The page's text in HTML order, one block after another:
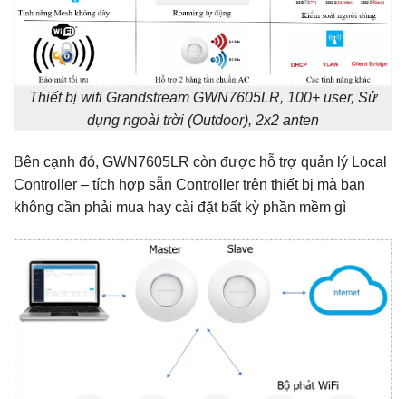
Thiết bị wifi Grandstream GWN7605LR, 100+ user, Sử
dụng ngoài trời (Outdoor), 2x2 anten
Bên cạnh đó, GWN7605LR còn được hỗ trợ quản lý Local
Controller – tích hợp sẵn Controller trên thiết bị mà bạn
không cần phải mua hay cài đặt bất kỳ phần mềm gì